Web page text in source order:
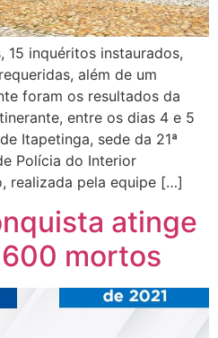
inquéritos instaurados,
além de um
foram os resultados da
entre os dias 4 e 5
Itapetinga, sede da 21ª
Polícia do Interior
realizada pela equipe […]
atinge
mortos